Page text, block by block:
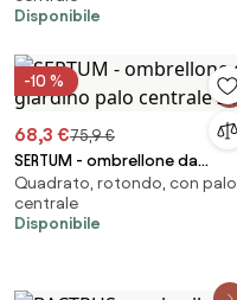
Disponibile
-10 %
68,3 €75,9 €
SERTUM - ombrellone da
giardino palo centrale 2 x 2
Quadrato, rotondo, con palo
centrale
Disponibile